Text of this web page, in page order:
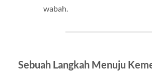
wabah.
Sebuah Langkah Menuju